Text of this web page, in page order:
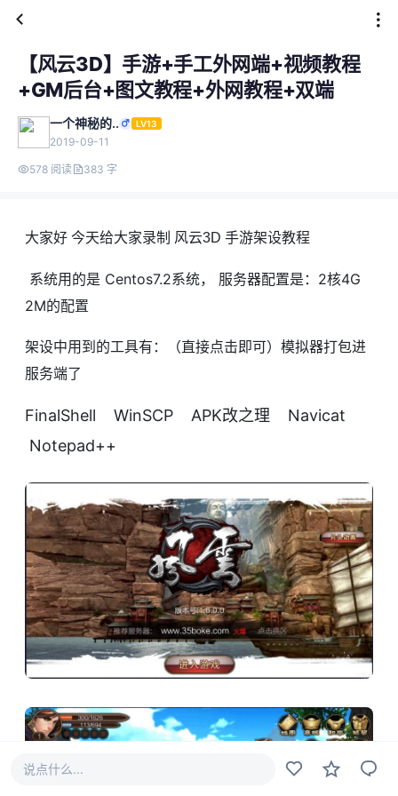
【风云3D】手游+手工外网端+视频教程
+GM后台+图文教程+外网教程+双端
一个神秘的.. LV13
2019-09-11
578 阅读 383 字
大家好 今天给大家录制 风云3D 手游架设教程
系统用的是 Centos7.2系统， 服务器配置是：2核4G
2M的配置
架设中用到的工具有：（直接点击即可）模拟器打包进
服务端了
FinalShell WinSCP APK改之理 Navicat
Notepad++
说点什么...